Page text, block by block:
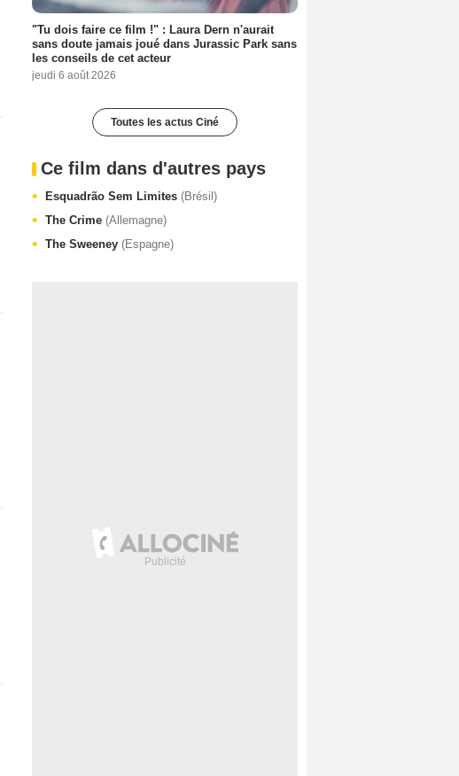
"Tu dois faire ce film !" : Laura Dern n'aurait
sans doute jamais joué dans Jurassic Park sans
les conseils de cet acteur
jeudi 6 août 2026
Toutes les actus Ciné
Ce film dans d'autres pays
Esquadrão Sem Limites (Brésil)
The Crime (Allemagne)
The Sweeney (Espagne)